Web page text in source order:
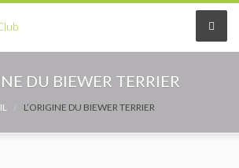
DU BIEWER TERRIER
L’ORIGINE DU BIEWER TERRIER